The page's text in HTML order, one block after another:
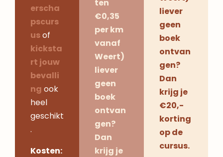
erscha
pscurs
usof
kicksta
rt jouw
bevalli
ng ook
heel
geschikt
.
Kosten:
ten
€0,35
per km
vanaf
Weert)
liever
geen
boek
ontvan
gen?
Dan
krijg je
liever
geen
boek
ontvan
gen?
Dan
krijg je
€20,-
korting
op de
cursus.